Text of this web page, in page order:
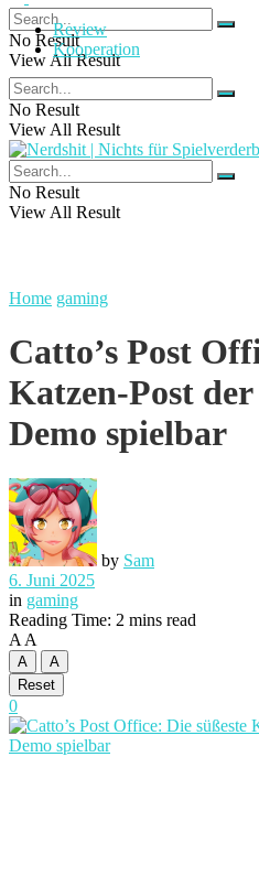
No Result
View All Result
Review
Kooperation
No Result
View All Result
No Result
View All Result
Home gaming
Catto’s Post
Katzen-Post
Demo spielbar
by Sam
6. Juni 2025
in gaming
Reading Time: 2 mins read
A A
A
A
Reset
0